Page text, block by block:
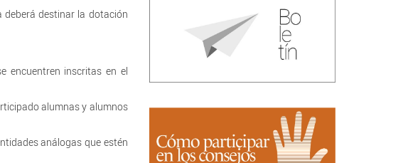
destinar la dotación
encuentren inscritas en el
alumnas y alumnos
análogas que estén